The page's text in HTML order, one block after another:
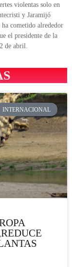
violentas solo en
y Jaramijó
cometido alrededor
el presidente de la
de abril.
INTERNACIONAL